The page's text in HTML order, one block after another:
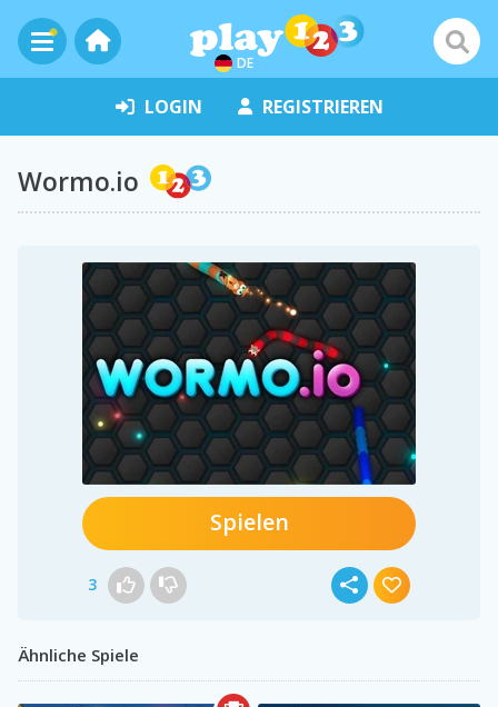
DE
LOGIN REGISTRIEREN
Wormo.io
Spielen
3
Ähnliche Spiele